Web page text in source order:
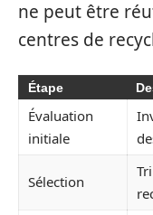
ne peut être
centres de
Étape
Évaluation
initiale
Sélection